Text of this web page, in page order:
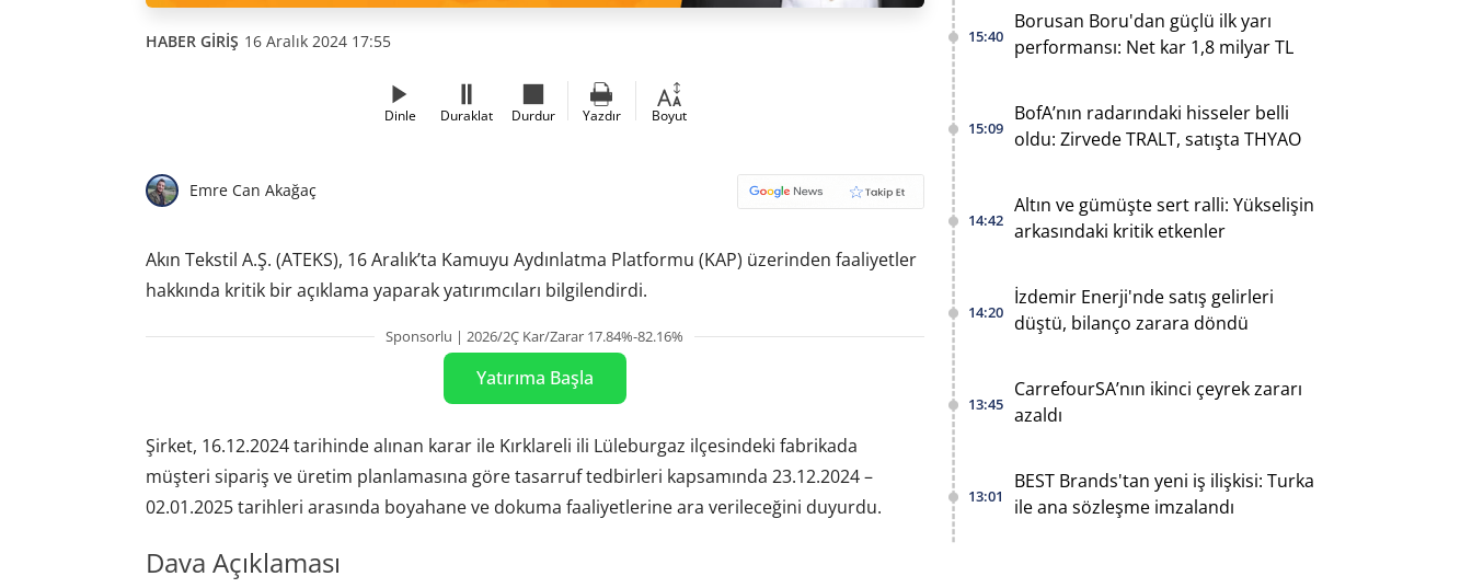
HABER GİRİŞ 16 Aralık 2024 17:55
Dinle Duraklat Durdur Yazdır Boyut
Emre Can Akağaç
Akın Tekstil A.Ş. (ATEKS), 16 Aralık’ta Kamuyu Aydınlatma Platformu (KAP) üzerinden faaliyetler
hakkında kritik bir açıklama yaparak yatırımcıları bilgilendirdi.
Sponsorlu | 2026/2Ç Kar/Zarar 17.84%-82.16%
Yatırıma Başla
Şirket, 16.12.2024 tarihinde alınan karar ile Kırklareli ili Lüleburgaz ilçesindeki fabrikada
müşteri sipariş ve üretim planlamasına göre tasarruf tedbirleri kapsamında 23.12.2024 –
02.01.2025 tarihleri arasında boyahane ve dokuma faaliyetlerine ara verileceğini duyurdu.
Dava Açıklaması
15:40
Borusan Boru'dan güçlü ilk yarı
performansı: Net kar 1,8 milyar TL
15:09
BofA’nın radarındaki hisseler belli
oldu: Zirvede TRALT, satışta THYAO
14:42
Altın ve gümüşte sert ralli: Yükselişin
arkasındaki kritik etkenler
14:20
İzdemir Enerji'nde satış gelirleri
düştü, bilanço zarara döndü
13:45
CarrefourSA’nın ikinci çeyrek zararı
azaldı
13:01
BEST Brands'tan yeni iş ilişkisi: Turka
ile ana sözleşme imzalandı